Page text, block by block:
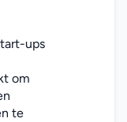
ups
om
te